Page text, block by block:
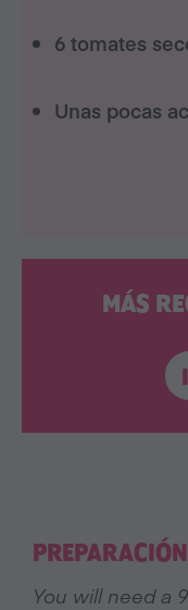
MÁS
6 tomates
Unas pocas
PREPARACIÓN
You will need a